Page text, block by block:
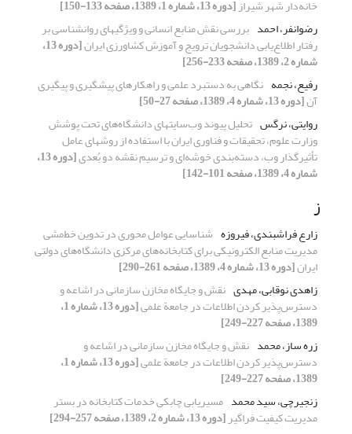
خانه‌دار شهر شیراز[دوره 13، شماره 1، 1389، صفحه 133-150]
رضوانفر، احمد بررسی نقش منابع انسانی و ویژگیهای روانشناسی بر
رفتار اطلاع‌یابی دانشجویان ترویج و آموزش کشاورزی ایران [دوره 13،
شماره 2، 1389، صفحه 233-256]
رفیع، نجمه نگاهی به دستبرد علمی و راهکارهای پیشگیری و پیگیری
آن[دوره 13، شماره 4، 1389، صفحه 27-50]
روایتی، نرگس تحلیل پیوند وب‌سایتهای دانشگاه‌های تحت پوشش
وزارت علوم، تحقیقات و فناوری ایران با استفاده از روشهای عامل
تأثیرگذار وب، دسته‌‌بندی خوشه‌ای و ترسیم نقشه دو بُعدی [دوره 13،
شماره 4، 1389، صفحه 101-142]
ز
زارع فراشبندی، فیروزه شناسایی عوامل محوری در تدوین خط‌مشی
مدیریت منابع الکترونیکی برای کتابخانه‌های مرکزی دانشگاه‌های دولتی
ایران[دوره 13، شماره 4، 1389، صفحه 261-290]
زاهدی نوقابی، مهدی نقش و جایگاه مخازن سازمانی در اشاعه و
دسترس‌پذیر کردن اطلاعات در جامعة علمی [دوره 13، شماره 1،
1389، صفحه 227-249]
زره ساز، محمد نقش و جایگاه مخازن سازمانی در اشاعه و
دسترس‌پذیر کردن اطلاعات در جامعة علمی [دوره 13، شماره 1،
1389، صفحه 227-249]
زنجیرچی، سید محمد مسیریابی چابکی خدمات کتابخانه در بستر
مدیریت کیفیت فراگیر[دوره 13، شماره 2، 1389، صفحه 257-294]